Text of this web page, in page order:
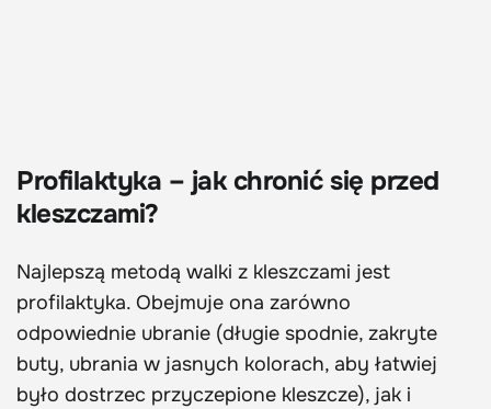
Profilaktyka – jak chronić się przed
kleszczami?
Najlepszą metodą walki z kleszczami jest
profilaktyka. Obejmuje ona zarówno
odpowiednie ubranie (długie spodnie, zakryte
buty, ubrania w jasnych kolorach, aby łatwiej
było dostrzec przyczepione kleszcze), jak i